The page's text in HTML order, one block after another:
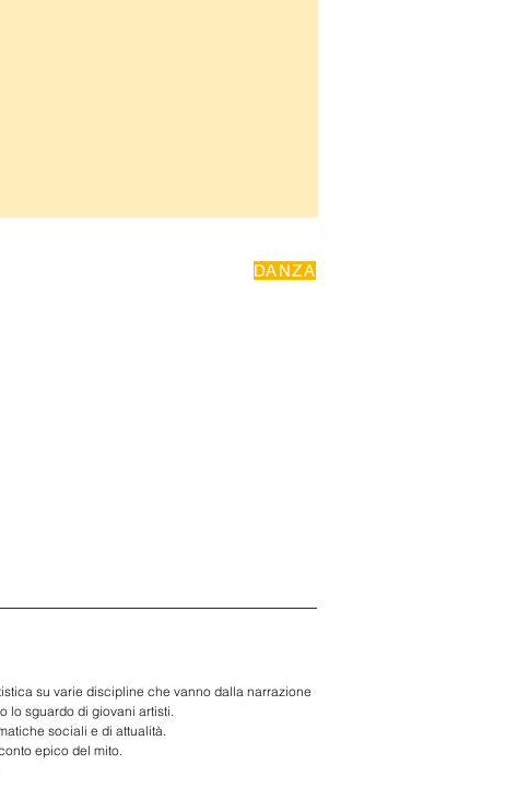
DANZA
su varie discipline che vanno dalla narrazione
lo sguardo di giovani artisti.
sociali e di attualità.
epico del mito.